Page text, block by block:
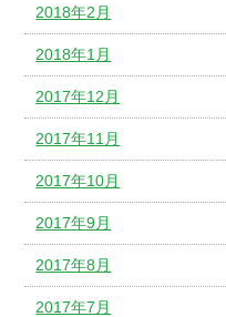
2018年2月
2018年1月
2017年12月
2017年11月
2017年10月
2017年9月
2017年8月
2017年7月